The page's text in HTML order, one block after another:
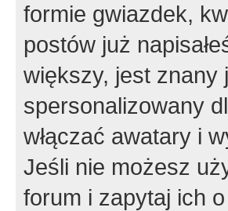
formie gwiazdek,
postów już
większy, jest znany
spersonalizowany
włączać awatary i
Jeśli nie możesz
forum i zapytaj ich